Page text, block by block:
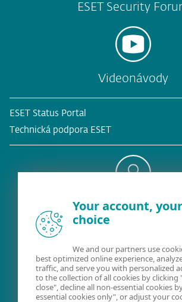
ESET Security
Videonávody
ESET Status Portal
Technická podpora ESET
Existujúci zákazník?
Kontaktujte
02/322 44 444(pracovné dni
Your account,
choice
We and our partners use
best optimized online experience,
traffic, and serve you with personalized
to the collection of all cookies by clicking
close", decline all non-essential cookies
essential cookies only", or adjust your